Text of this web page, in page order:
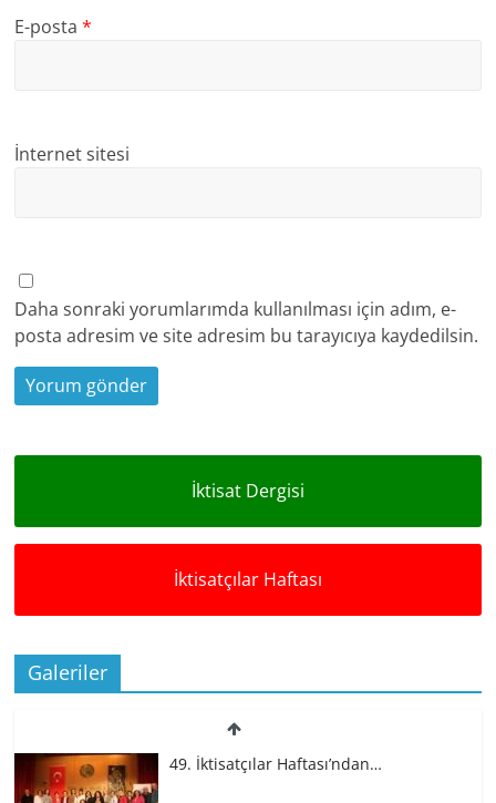
E-posta*
İnternet sitesi
Daha sonraki yorumlarımda kullanılması için adım, e-
posta adresim ve site adresim bu tarayıcıya kaydedilsin.
İktisat Dergisi
İktisatçılar Haftası
Galeriler
49. İktisatçılar Haftası’ndan…